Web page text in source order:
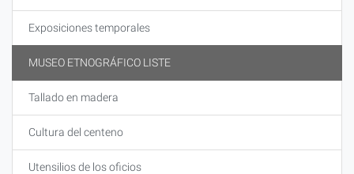
Exposiciones temporales
MUSEO ETNOGRÁFICO LISTE
Tallado en madera
Cultura del centeno
Utensilios de los oficios